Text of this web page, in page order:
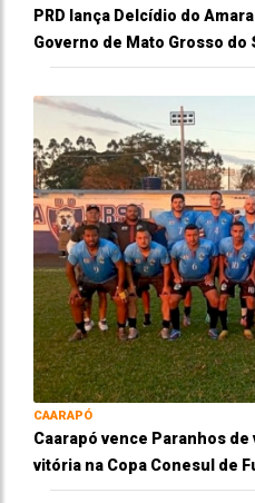
PRD lança Delcídio do
Governo de Mato Grosso do
CAARAPÓ
Caarapó vence Paranhos
vitória na Copa Conesul de